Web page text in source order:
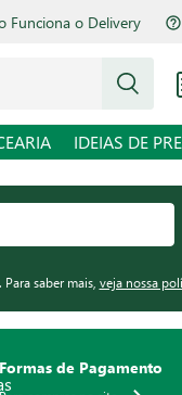
Funciona o Delivery
IDEIAS DE
saber mais, veja nossa
Formas de Pagamento